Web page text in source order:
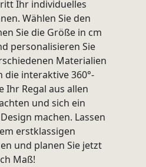
Ihr individuelles
Wählen Sie den
Sie die Größe in cm
personalisieren Sie
Materialien
die interaktive 360°-
Ihr Regal aus allen
und sich ein
machen. Lassen
erstklassigen
und planen Sie jetzt
Maß!